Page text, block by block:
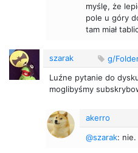
myślę, że
pole u góry
tam miał
szarak
g/
Luźne pytanie do
moglibyśmy
akerro
@szarak: nie.